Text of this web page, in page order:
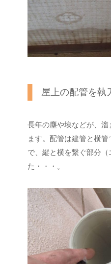
屋上の配管を執
長年の塵や埃などが、溜
ます。配管は建管と横
で、縦と横を繋ぐ部分
た・・・。